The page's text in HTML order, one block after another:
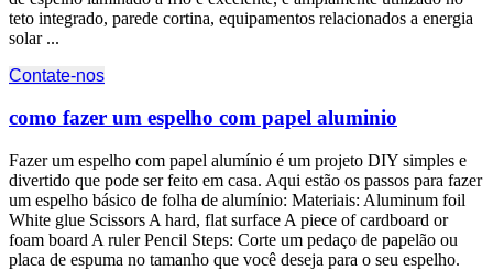
teto integrado, parede cortina, equipamentos relacionados a energia
solar ...
Contate-nos
como fazer um espelho com papel aluminio
Fazer um espelho com papel alumínio é um projeto DIY simples e
divertido que pode ser feito em casa. Aqui estão os passos para fazer
um espelho básico de folha de alumínio: Materiais: Aluminum foil
White glue Scissors A hard, flat surface A piece of cardboard or
foam board A ruler Pencil Steps: Corte um pedaço de papelão ou
placa de espuma no tamanho que você deseja para o seu espelho.